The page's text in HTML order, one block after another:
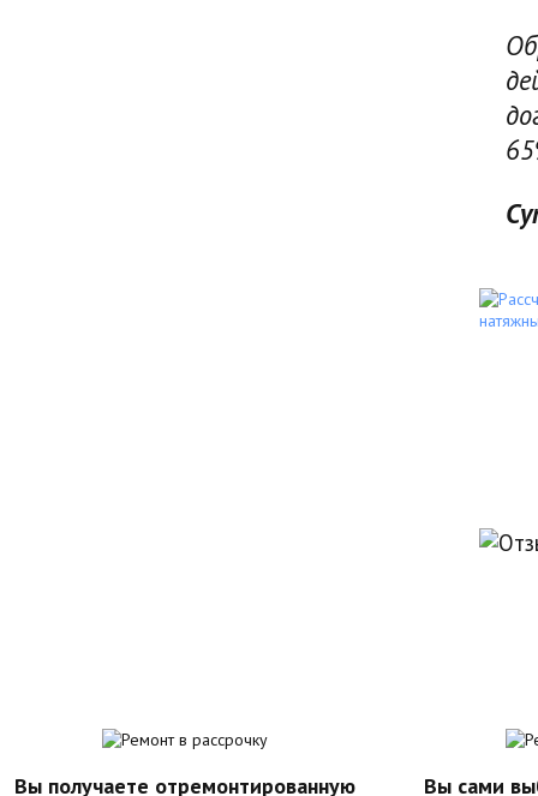
Вы получаете отремонтированную
Вы сами